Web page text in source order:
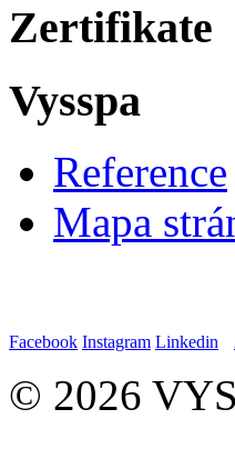
Zertifikate
Vysspa
Reference
Mapa
Facebook Instagram Linkedin
© 2026